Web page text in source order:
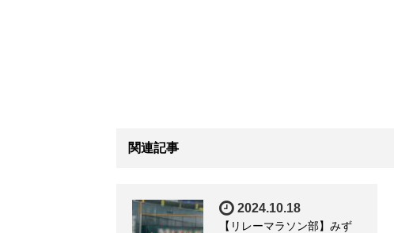
関連記事
2024.10.18
【リレーマラソン部】みず